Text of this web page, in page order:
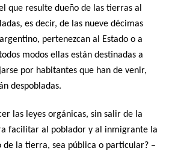
que resulte dueño de las tierras al
es decir, de las nueve décimas
pertenezcan al Estado o a
modos ellas están destinadas a
por habitantes que han de venir,
despobladas.
las leyes orgánicas, sin salir de la
facilitar al poblador y al inmigrante la
de la tierra, sea pública o particular? –